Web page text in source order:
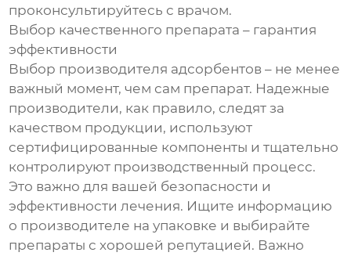
проконсультируйтесь с врачом.
Выбор качественного препарата – гарантия
эффективности
Выбор производителя адсорбентов – не менее
важный момент, чем сам препарат. Надежные
производители, как правило, следят за
качеством продукции, используют
сертифицированные компоненты и тщательно
контролируют производственный процесс.
Это важно для вашей безопасности и
эффективности лечения. Ищите информацию
о производителе на упаковке и выбирайте
препараты с хорошей репутацией. Важно